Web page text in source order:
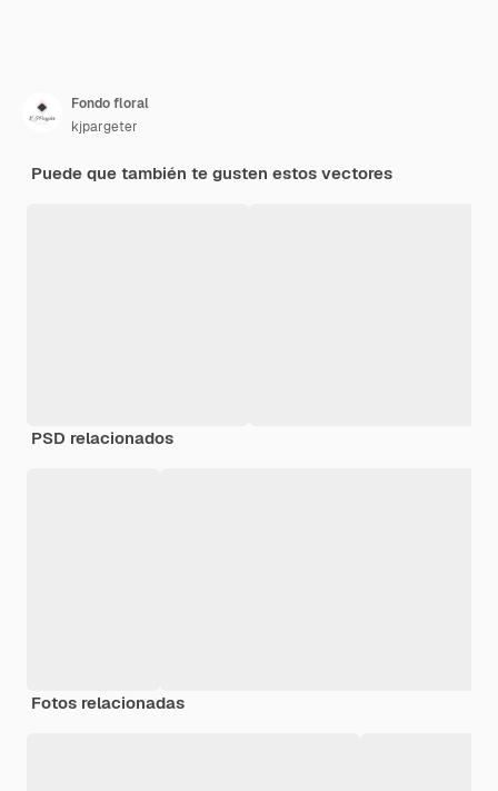
Fondo floral
kjpargeter
Puede que también te gusten estos vectores
PSD relacionados
Fotos relacionadas